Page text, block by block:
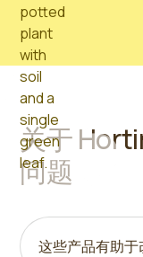
关于
问题
这些产品有助于